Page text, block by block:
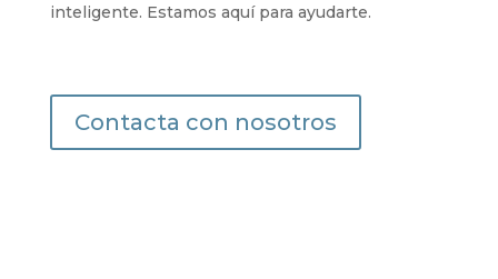
inteligente. Estamos aquí para ayudarte.
Contacta con nosotros